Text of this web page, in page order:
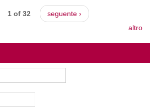
1 of 32
seguente ›
altro